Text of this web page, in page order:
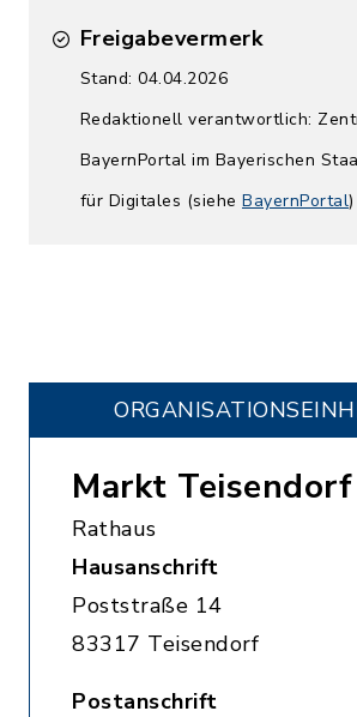
Freigabevermerk
Stand: 04.04.2026
Redaktionell verantwortlich:
BayernPortal im Bayerischen
für Digitales (siehe BayernPortal)
Markt Teisendorf
Rathaus
Hausanschrift
Poststraße 14
83317 Teisendorf
Postanschrift